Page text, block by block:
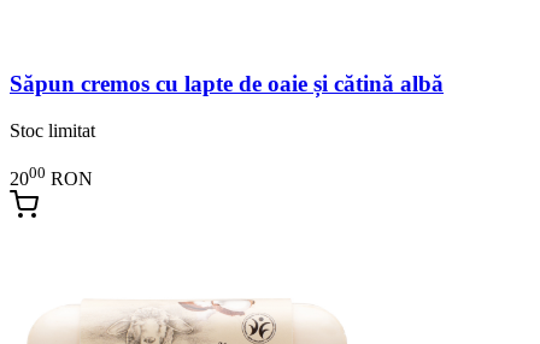
Săpun cremos cu lapte de oaie și cătină albă
Stoc limitat
2000 RON